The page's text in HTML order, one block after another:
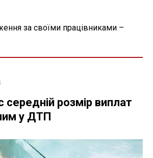
за своїми працівниками –
середній розмір виплат
у ДТП